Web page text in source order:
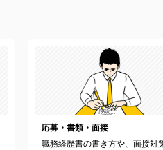
応募・書類・面接
職務経歴書の書き方や、面接対